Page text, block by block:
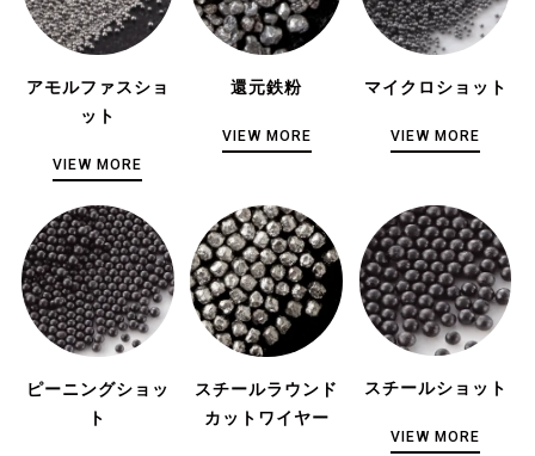
アモルファスショ
ット
VIEW MORE
還元鉄粉
VIEW MORE
マイクロショット
VIEW MORE
ピーニングショッ
ト
スチールラウンド
カットワイヤー
スチールショット
VIEW MORE